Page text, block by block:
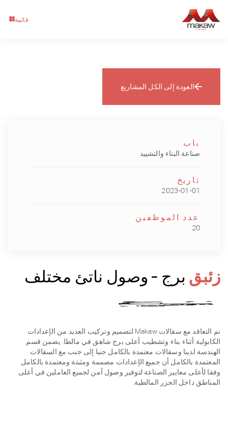
قائمة
العودة إلى الكل المشاريع
زئبق برج - وصول ناتئ مختلف
تم التعاقد مع سقالات Makaw لتصميم وتركيب العديد من الإعدادات
الكابولية أثناء بناء وتشطيب أعلى برج شاهق في مالطا. يضمن قسم
الهندسة لدينا وسقالات معتمدة بالكامل جنبا إلى جنب مع السقالات
المعتمدة بالكامل أن جميع الإعدادات مصممة ومثبتة ومعتمدة بالكامل
وفقا لأعلى معايير الصناعة لتوفير وصول آمن لجميع العاملين في أعلى
المناطق داخل الجزر المالطية.
باب
صناعة البناء والتشييد
تاريخ
2023-01-01
عدد الموظفين
20